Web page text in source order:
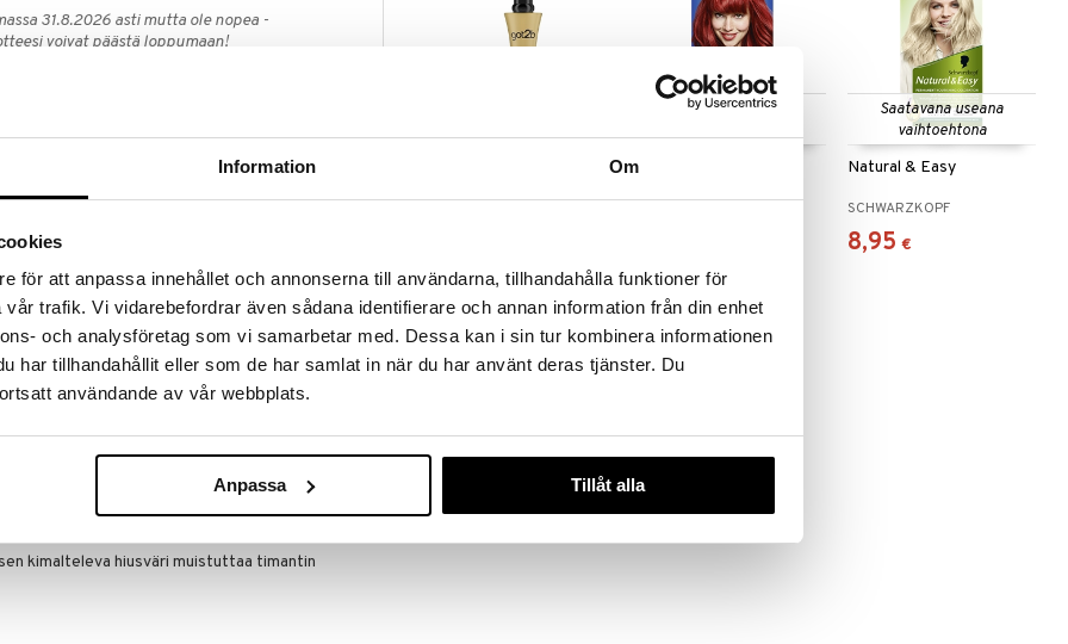
Information Om
för att anpassa innehållet och annonserna till användarna, tillhandahålla funktioner för
trafik. Vi vidarebefordrar även sådana identifierare och annan information från din enhet
och analysföretag som vi samarbetar med. Dessa kan i sin tur kombinera informationen
har tillhandahållit eller som de har samlat in när du har använt deras tjänster. Du
användande av vår webbplats.
Anpassa Tillåt alla
31.8.2026 asti mutta ole nopea -
voivat päästä loppumaan!
löytöä? Outletistamme löydät runsaasti
varastoa riittää!
Schwarzkopfilta on luotu henkilöille joilla on
hiusväri on intensiivinen, muodin mukainen
Hiusvärejä on saatavana useina eri sävyinä mutta
erityisesti kehitellyn koostumuksen Color
kestävyyden lukitsemalla väripigmenttejä
hiuksen sisälle, sen kestävyys pitenee ja hiuksen
ulkoisten vaikutusten vuoksi, sellaisten kuten
kimalteleva hiusväri muistuttaa timantin
Saatavana useana
Live Color
Saatavana useana
vaihtoehtona
Natural & Easy
SCHWARZKOPF
8,95 €